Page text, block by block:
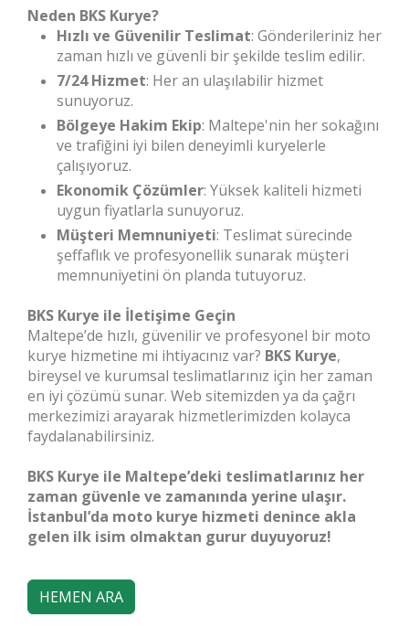
Neden BKS Kurye?
Hızlı ve Güvenilir Teslimat: Gönderileriniz her
zaman hızlı ve güvenli bir şekilde teslim edilir.
7/24 Hizmet: Her an ulaşılabilir hizmet
sunuyoruz.
Bölgeye Hakim Ekip: Maltepe'nin her sokağını
ve trafiğini iyi bilen deneyimli kuryelerle
çalışıyoruz.
Ekonomik Çözümler: Yüksek kaliteli hizmeti
uygun fiyatlarla sunuyoruz.
Müşteri Memnuniyeti: Teslimat sürecinde
şeffaflık ve profesyonellik sunarak müşteri
memnuniyetini ön planda tutuyoruz.
BKS Kurye ile İletişime Geçin
Maltepe’de hızlı, güvenilir ve profesyonel bir moto
kurye hizmetine mi ihtiyacınız var? BKS Kurye,
bireysel ve kurumsal teslimatlarınız için her zaman
en iyi çözümü sunar. Web sitemizden ya da çağrı
merkezimizi arayarak hizmetlerimizden kolayca
faydalanabilirsiniz.
BKS Kurye ile Maltepe’deki teslimatlarınız her
zaman güvenle ve zamanında yerine ulaşır.
İstanbul’da moto kurye hizmeti denince akla
gelen ilk isim olmaktan gurur duyuyoruz!
HEMEN ARA